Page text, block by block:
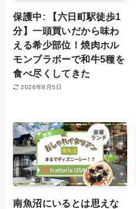
保護中: 【六日町駅徒歩1
分】一頭買いだから味わ
える希少部位！焼肉ホル
モンブラボーで和牛5種を
食べ尽くしてきた
2026年8月5日
南魚沼にいるとは思えな